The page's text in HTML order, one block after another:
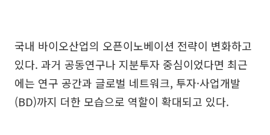
국내 바이오산업의 오픈이노베이션 전략이 변화하고
있다. 과거 공동연구나 지분투자 중심이었다면 최근
에는 연구 공간과 글로벌 네트워크, 투자·사업개발
(BD)까지 더한 모습으로 역할이 확대되고 있다.